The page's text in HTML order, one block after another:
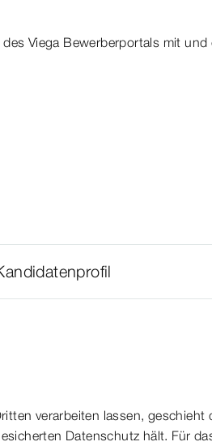
Viega Bewerberportals mit
verarbeiten lassen, geschieht
Datenschutz hält. Für